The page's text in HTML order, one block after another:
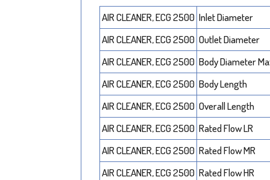
AIR CLEANER, ECG 2500 Inlet Diameter
AIR CLEANER, ECG 2500 Outlet Diameter
AIR CLEANER, ECG 2500 Body Diameter
AIR CLEANER, ECG 2500 Body Length
AIR CLEANER, ECG 2500 Overall Length
AIR CLEANER, ECG 2500 Rated Flow LR
AIR CLEANER, ECG 2500 Rated Flow MR
AIR CLEANER, ECG 2500 Rated Flow HR